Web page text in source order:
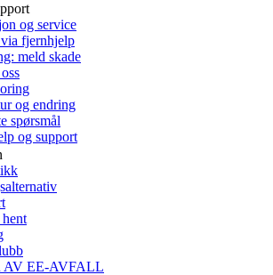
og service
fjernhjelp
meld skade
og endring
spørsmål
og support
AV EE-AVFALL